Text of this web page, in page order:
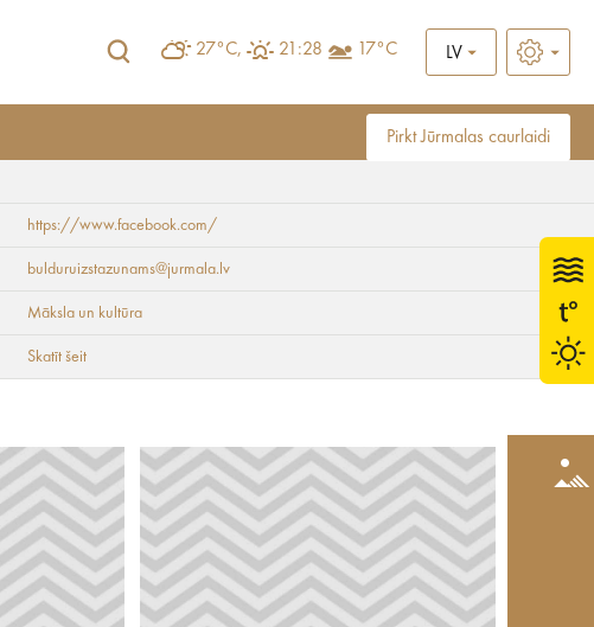
27°C, 21:28 17°C LV
Pirkt Jūrmalas caurlaidi
https://www.facebook.com/
bulduruizstazunams@jurmala.lv
Māksla un kultūra
Skatīt šeit